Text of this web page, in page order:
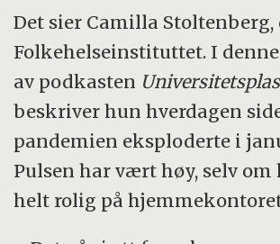
Det sier Camilla
Folkehelseinstituttet. I
av podkasten
beskriver hun hverdagen
pandemien eksploderte i
Pulsen har vært høy, selv
helt rolig på